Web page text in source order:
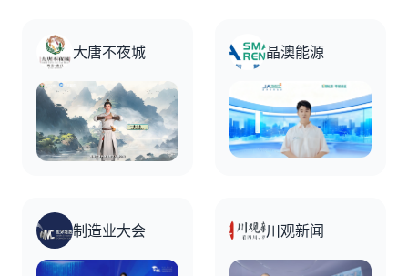
大唐不夜城 晶澳能源
制造业大会 川观新闻